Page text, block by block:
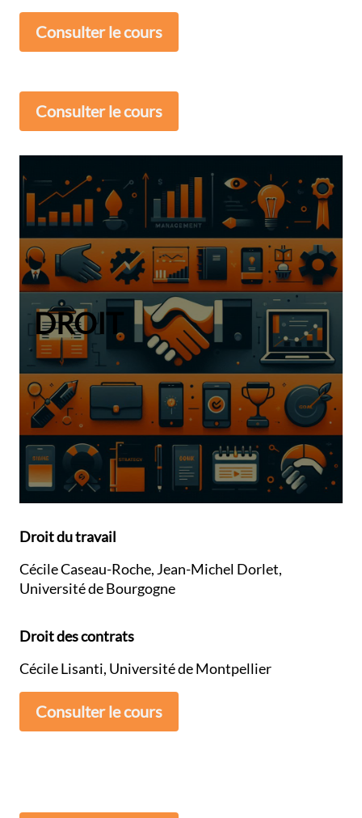
Consulter le cours
Consulter le cours
DROIT
Droit du travail
Cécile Caseau-Roche, Jean-Michel Dorlet,
Université de Bourgogne
Droit des contrats
Cécile Lisanti, Université de Montpellier
Consulter le cours